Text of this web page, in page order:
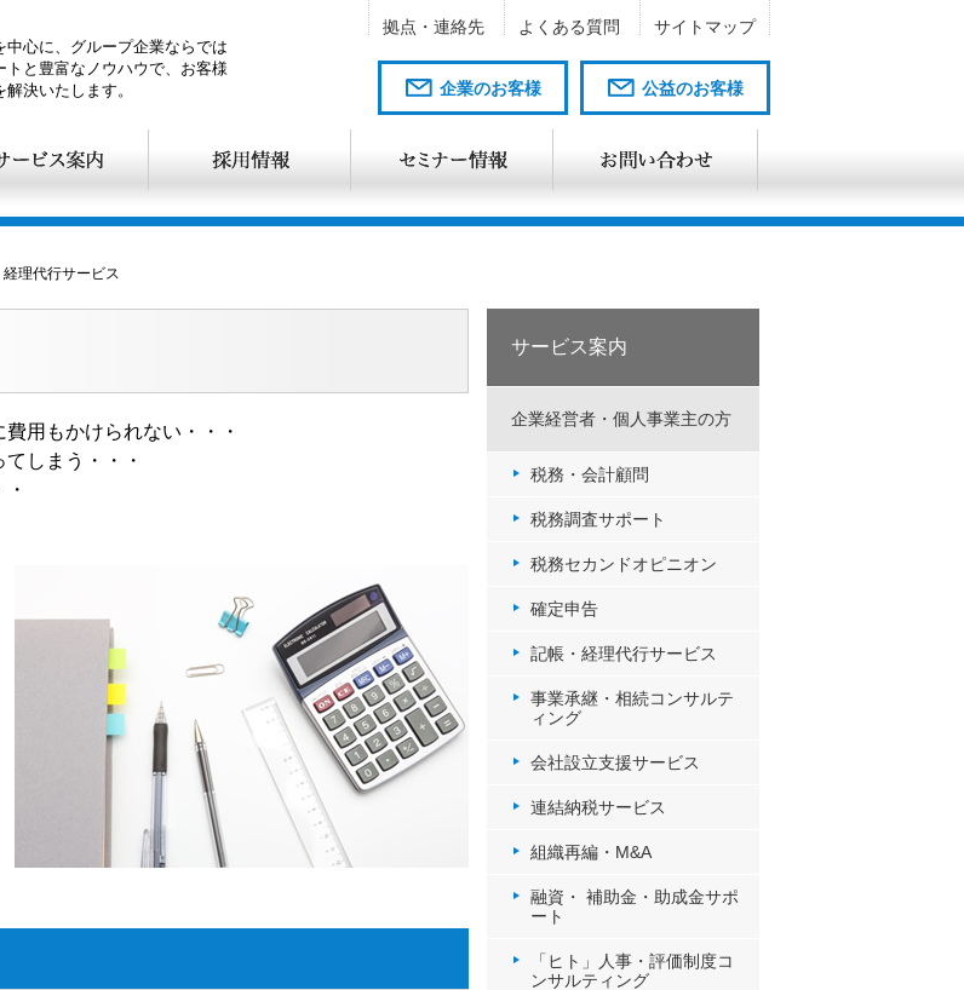
中心に、グループ企業ならでは
トと豊富なノウハウで、お客様
決いたします。
拠点・連絡先 よくある質問 サイトマップ
企業のお客様 公益のお客様
経理代行サービス
用もかけられない・・・
しまう・・・
サービス案内
企業経営者・個人事業主の方
税務・会計顧問
税務調査サポート
税務セカンドオピニオン
確定申告
記帳・経理代行サービス
事業承継・相続コンサルテ
ィング
会社設立支援サービス
連結納税サービス
組織再編・M&A
融資・ 補助金・助成金サポ
ート
「ヒト」人事・評価制度コ
ンサルティング